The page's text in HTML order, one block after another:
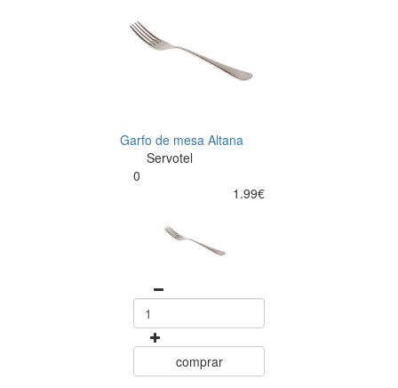
Garfo de mesa Altana
Servotel
0
1.99€
comprar